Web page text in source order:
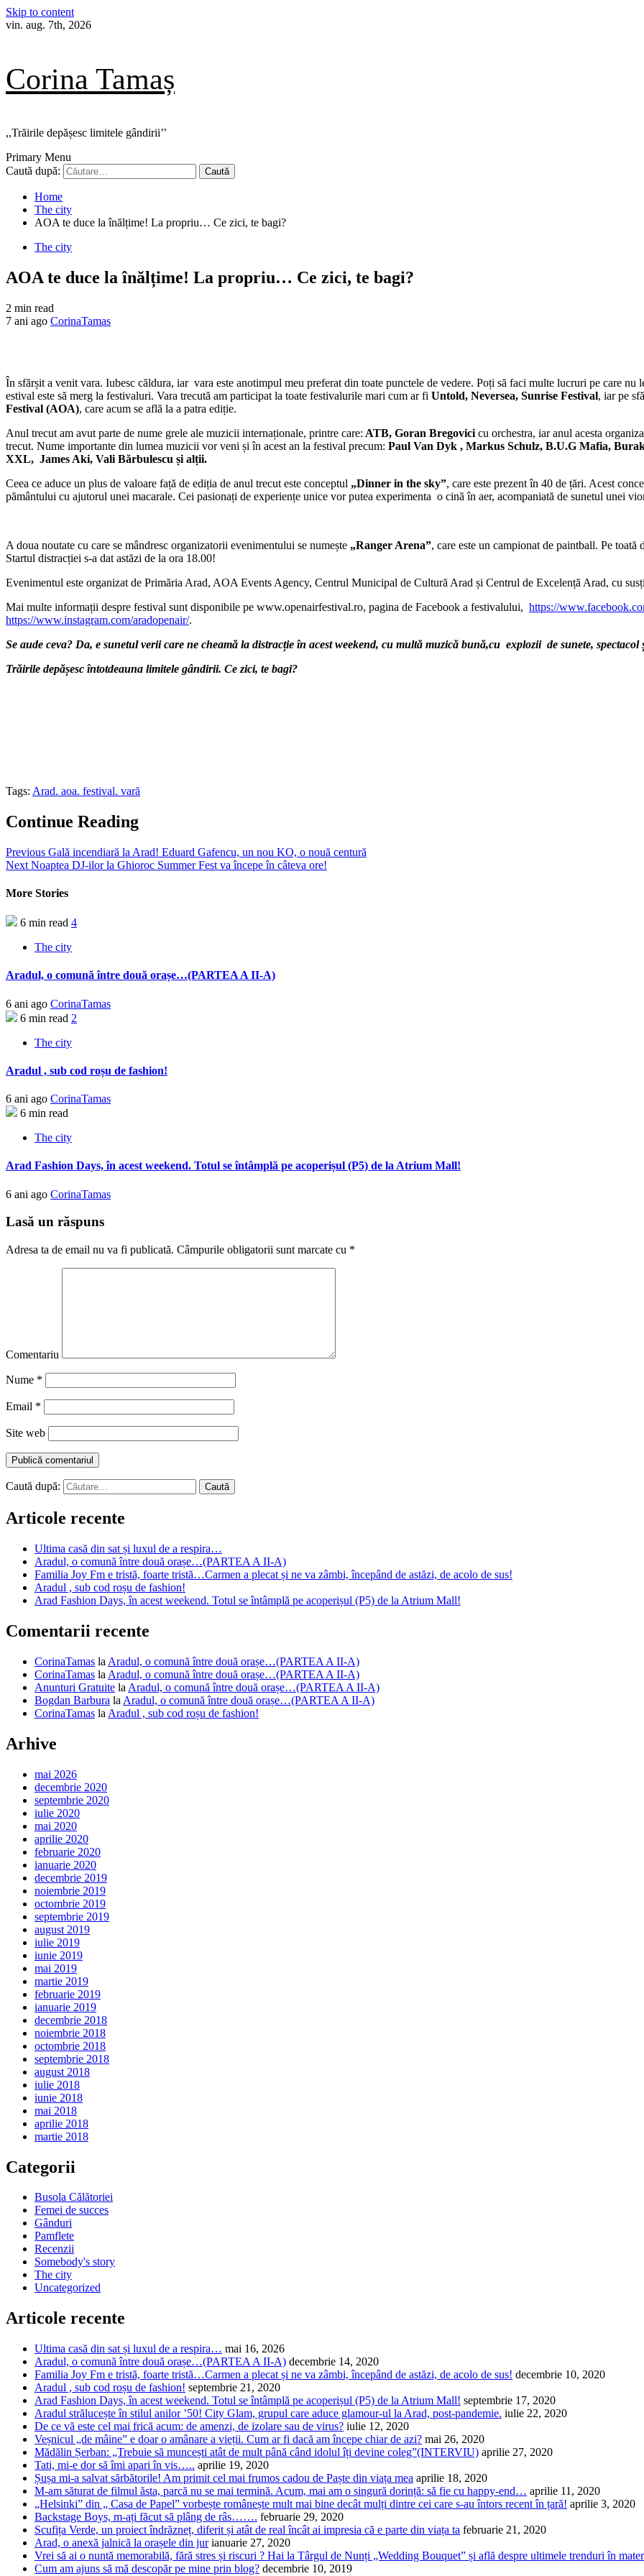
Skip to content
vin. aug. 7th, 2026
Corina Tamaș
,,Trăirile depășesc limitele gândirii’’
Primary Menu
Caută după:
Home
The city
AOA te duce la înălțime! La propriu… Ce zici, te bagi?
The city
AOA te duce la înălțime! La propriu… Ce zici, te bagi?
2 min read
7 ani ago CorinaTamas
În sfărșit a venit vara. Iubesc căldura, iar vara este anotimpul meu preferat din toate punctele de vedere. Poți să faci multe lucruri pe care
estival este să merg la festivaluri. Vara trecută am participat la toate festivalurile mari cum ar fi Untold, Neversea, Sunrise Festival, iar pe
Festival (AOA), care acum se află la a patra ediție.
Anul trecut am avut parte de nume grele ale muzicii internaționale, printre care: ATB, Goran Bregovici cu orchestra, iar anul acesta
trecut. Nume importante din lumea muzicii vor veni și în acest an la festival precum: Paul Van Dyk , Markus Schulz, B.U.G Mafia,
XXL, James Aki, Vali Bărbulescu și alții.
Ceea ce aduce un plus de valoare față de ediția de anul trecut este conceptul „Dinner in the sky”, care este prezent în 40 de țări. Acest
pământului cu ajutorul unei macarale. Cei pasionați de experiențe unice vor putea experimenta o cină în aer, acompaniată de sunetul unei
A doua noutate cu care se mândresc organizatorii evenimentului se numește „Ranger Arena”, care este un campionat de paintball. Pe
Startul distracției s-a dat astăzi de la ora 18.00!
Evenimentul este organizat de Primăria Arad, AOA Events Agency, Centrul Municipal de Cultură Arad și Centrul de Excelență Arad, cu
Mai multe informații despre festival sunt disponibile pe www.openairfestival.ro, pagina de Facebook a festivalului, https://
https://www.instagram.com/aradopenair/.
Se aude ceva? Da, e sunetul verii care ne cheamă la distracție în acest weekend, cu multă muzică bună,cu explozii de sunete,
Trăirile depășesc întotdeauna limitele gândirii. Ce zici, te bagi?
Tags: Arad. aoa. festival. vară
Continue Reading
Previous Gală incendiară la Arad! Eduard Gafencu, un nou KO, o nouă centură
Next Noaptea DJ-ilor la Ghioroc Summer Fest va începe în câteva ore!
More Stories
6 min read 4
The city
Aradul, o comună între două orașe…(PARTEA A II-A)
6 ani ago CorinaTamas
6 min read 2
The city
Aradul , sub cod roșu de fashion!
6 ani ago CorinaTamas
6 min read
The city
Arad Fashion Days, în acest weekend. Totul se întâmplă pe acoperișul (P5) de la Atrium Mall!
6 ani ago CorinaTamas
Lasă un răspuns
Adresa ta de email nu va fi publicată. Câmpurile obligatorii sunt marcate cu *
Comentariu
Nume *
Email *
Site web
Caută după:
Articole recente
Ultima casă din sat și luxul de a respira…
Aradul, o comună între două orașe…(PARTEA A II-A)
Familia Joy Fm e tristă, foarte tristă…Carmen a plecat și ne va zâmbi, începând de astăzi, de acolo de sus!
Aradul , sub cod roșu de fashion!
Arad Fashion Days, în acest weekend. Totul se întâmplă pe acoperișul (P5) de la Atrium Mall!
Comentarii recente
CorinaTamas la Aradul, o comună între două orașe…(PARTEA A II-A)
CorinaTamas la Aradul, o comună între două orașe…(PARTEA A II-A)
Anunturi Gratuite la Aradul, o comună între două orașe…(PARTEA A II-A)
Bogdan Barbura la Aradul, o comună între două orașe…(PARTEA A II-A)
CorinaTamas la Aradul , sub cod roșu de fashion!
Arhive
mai 2026
decembrie 2020
septembrie 2020
iulie 2020
mai 2020
aprilie 2020
februarie 2020
ianuarie 2020
decembrie 2019
noiembrie 2019
octombrie 2019
septembrie 2019
august 2019
iulie 2019
iunie 2019
mai 2019
martie 2019
februarie 2019
ianuarie 2019
decembrie 2018
noiembrie 2018
octombrie 2018
septembrie 2018
august 2018
iulie 2018
iunie 2018
mai 2018
aprilie 2018
martie 2018
Categorii
Busola Călătoriei
Femei de succes
Gânduri
Pamflete
Recenzii
Somebody's story
The city
Uncategorized
Articole recente
Ultima casă din sat și luxul de a respira… mai 16, 2026
Aradul, o comună între două orașe…(PARTEA A II-A) decembrie 14, 2020
Familia Joy Fm e tristă, foarte tristă…Carmen a plecat și ne va zâmbi, începând de astăzi, de acolo de sus! decembrie 10, 2020
Aradul , sub cod roșu de fashion! septembrie 21, 2020
Arad Fashion Days, în acest weekend. Totul se întâmplă pe acoperișul (P5) de la Atrium Mall! septembrie 17, 2020
Aradul strălucește în stilul anilor ’50! City Glam, grupul care aduce glamour-ul la Arad, post-pandemie. iulie 22, 2020
De ce vă este cel mai frică acum: de amenzi, de izolare sau de virus? iulie 12, 2020
Veșnicul „de mâine” e doar o amânare a vieții. Cum ar fi dacă am începe chiar de azi? mai 26, 2020
Mădălin Șerban: „Trebuie să muncești atât de mult până când idolul îți devine coleg”(INTERVIU) aprilie 27, 2020
Tati, mi-e dor să îmi apari în vis….. aprilie 19, 2020
Șușa mi-a salvat sărbătorile! Am primit cel mai frumos cadou de Paște din viața mea aprilie 18, 2020
M-am săturat de filmul ăsta, parcă nu se mai termină. Acum, mai am o singură dorință: să fie cu happy-end… aprilie 11, 2020
„Helsinki” din „ Casa de Papel” vorbește românește mult mai bine decât mulți dintre cei care s-au întors recent în țară! aprilie 3, 2020
Backstage Boys, m-ați făcut să plâng de râs……. februarie 29, 2020
Scufița Verde, un proiect îndrăzneț, diferit și atât de real încât ai impresia că e parte din viața ta februarie 21, 2020
Arad, o anexă jalnică la orașele din jur ianuarie 27, 2020
Vrei să ai o nuntă memorabilă, fără stres și riscuri ? Hai la Târgul de Nunți „Wedding Bouquet” și află despre ultimele trenduri în
Cum am ajuns să mă descopăr pe mine prin blog? decembrie 10, 2019